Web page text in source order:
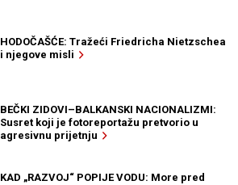
HODOČAŠĆE: Tražeći Friedricha Nietzschea
i njegove misli
BEČKI ZIDOVI–BALKANSKI NACIONALIZMI:
Susret koji je fotoreportažu pretvorio u
agresivnu prijetnju
KAD „RAZVOJ“ POPIJE VODU: More pred